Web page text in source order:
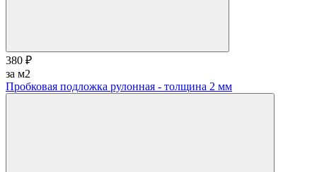
380 ₽
за м2
Пробковая подложка рулонная - толщина 2 мм